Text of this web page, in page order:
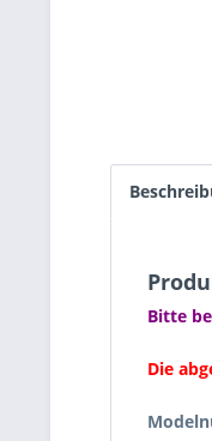
Bitte
Die